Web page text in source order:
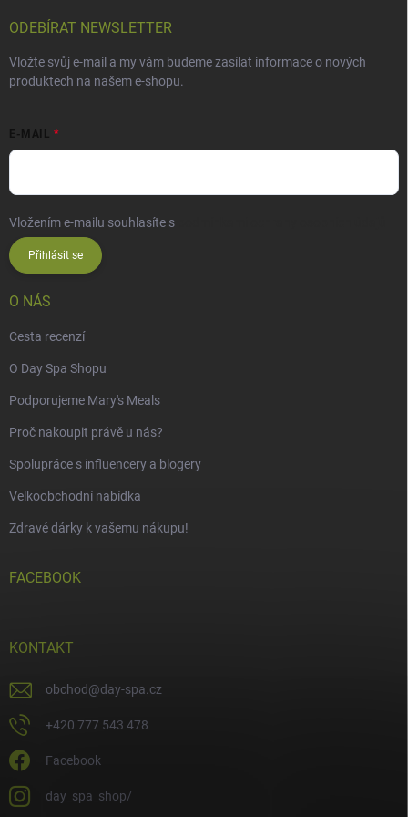
ODEBÍRAT NEWSLETTER
Vložte svůj e-mail a my vám budeme zasílat informace o nových
produktech na našem e-shopu.
E-MAIL
Vložením e-mailu souhlasíte s
Přihlásit se
O NÁS
Cesta recenzí
O Day Spa Shopu
Podporujeme Mary's Meals
Proč nakoupit právě u nás?
Spolupráce s influencery a blogery
Velkoobchodní nabídka
Zdravé dárky k vašemu nákupu!
FACEBOOK
KONTAKT
obchod@day-spa.cz
+420 777 543 478
Facebook
day_spa_shop/